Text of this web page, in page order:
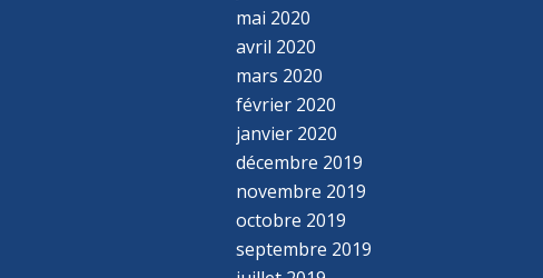
mai 2020
avril 2020
mars 2020
février 2020
janvier 2020
décembre 2019
novembre 2019
octobre 2019
septembre 2019